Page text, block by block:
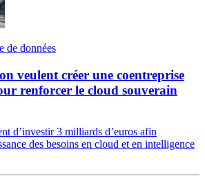
de données
veulent créer une coentreprise
renforcer le cloud souverain
d’investir 3 milliards d’euros afin
des besoins en cloud et en intelligence